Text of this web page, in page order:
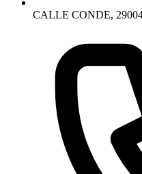
CALLE CONDE,